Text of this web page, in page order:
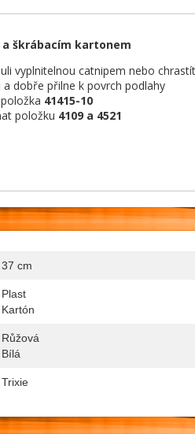
škrábacím kartonem
vyplnitelnou catnipem nebo
dobře přilne k povrch podlahy
41415-10
položku 4109 a 4521
37 cm
Plast
Kartón
Růžová
Bílá
Trixie